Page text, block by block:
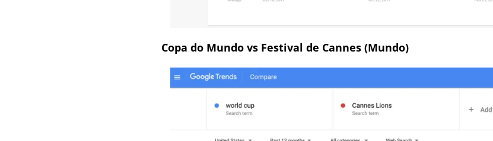
Copa do Mundo vs Festival de Cannes (Mundo)